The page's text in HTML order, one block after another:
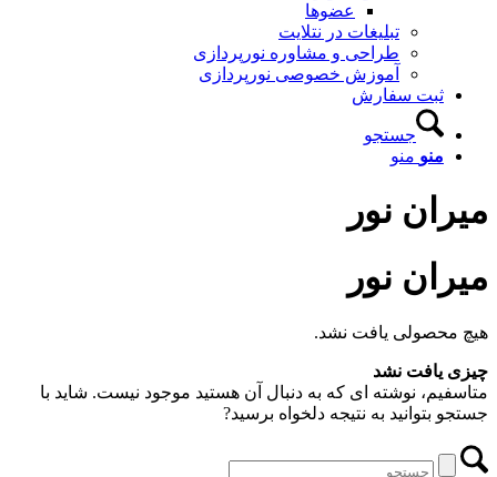
عضوها
تبلیغات در نتلایت
طراحی و مشاوره نورپردازی
آموزش خصوصی نورپردازی
ثبت سفارش
جستجو
منو منو
میران نور
میران نور
هیچ محصولی یافت نشد.
چیزی یافت نشد
متاسفیم، نوشته ای که به دنبال آن هستید موجود نیست. شاید با
جستجو بتوانید به نتیجه دلخواه برسید?